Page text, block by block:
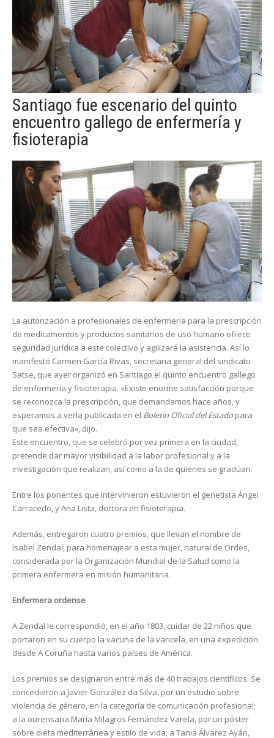
Santiago fue escenario del quinto
encuentro gallego de enfermería y
fisioterapia
La autorización a profesionales de enfermería para la prescripción
de medicamentos y productos sanitarios de uso humano ofrece
seguridad jurídica a este colectivo y agilizará la asistencia. Así lo
manifestó Carmen García Rivas, secretaria general del sindicato
Satse, que ayer organizó en Santiago el quinto encuentro gallego
de enfermería y fisioterapia. «Existe enorme satisfacción porque
se reconozca la prescripción, que demandamos hace años, y
esperamos a verla publicada en el Boletín Oficial del Estado para
que sea efectiva», dijo.
Este encuentro, que se celebró por vez primera en la ciudad,
pretende dar mayor visibilidad a la labor profesional y a la
investigación que realizan, así como a la de quienes se gradúan.
Entre los ponentes que intervinieron estuvieron el genetista Ángel
Carracedo, y Ana Lista, doctora en fisioterapia.
Además, entregaron cuatro premios, que llevan el nombre de
Isabel Zendal, para homenajear a esta mujer, natural de Ordes,
considerada por la Organización Mundial de la Salud como la
primera enfermera en misión humanitaria.
Enfermera ordense
A Zendal le correspondió, en el año 1803, cuidar de 22 niños que
portaron en su cuerpo la vacuna de la varicela, en una expedición
desde A Coruña hasta varios países de América.
Los premios se designaron entre más de 40 trabajos científicos. Se
concedieron a Javier González da Silva, por un estudio sobre
violencia de género, en la categoría de comunicación profesional;
a la ourensana María Milagros Fernández Varela, por un póster
sobre dieta mediterránea y estilo de vida; a Tania Álvarez Ayán,